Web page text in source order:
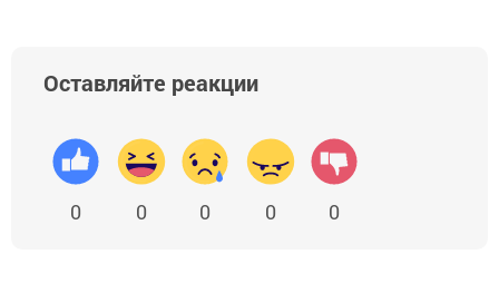
Оставляйте реакции
0 0 0 0 0